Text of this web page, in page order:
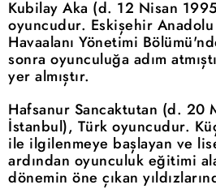
Kubilay Aka (d. 12 Nisan
oyuncudur. Eskişehir
Havaalanı Yönetimi
sonra oyunculuğa adım
yer almıştır.
Hafsanur Sancaktutan (d. 20
İstanbul), Türk oyuncudur.
ile ilgilenmeye başlayan ve
ardından oyunculuk eğitimi
dönemin öne çıkan